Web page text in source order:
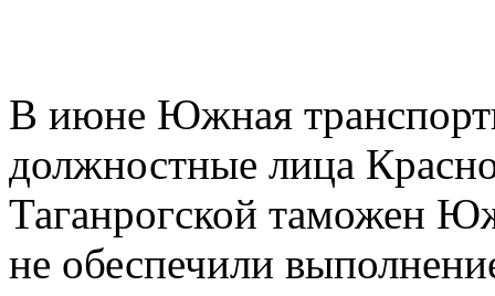
В июне Южная
должностные лица
Таганрогской таможен
не обеспечили